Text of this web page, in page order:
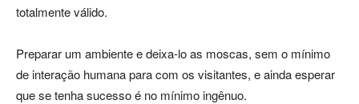
totalmente válido.
Preparar um ambiente e deixa-lo as moscas, sem o mínimo
de interação humana para com os visitantes, e ainda esperar
que se tenha sucesso é no mínimo ingênuo.